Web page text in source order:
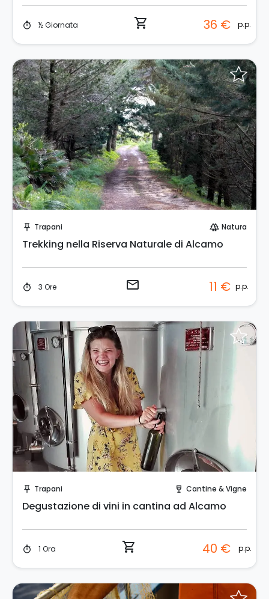
timer ½ Giornata shopping_cart 36 € p.p.
push_pin Trapani forest Natura
Trekking nella Riserva Naturale di Alcamo
timer 3 Ore email 11 € p.p.
push_pin Trapani wine_bar Cantine & Vigne
Degustazione di vini in cantina ad Alcamo
timer 1 Ora shopping_cart 40 € p.p.